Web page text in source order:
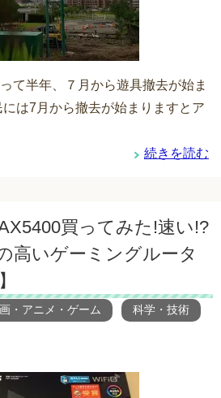
て半年、７月から遊具撤去が始ま
は7月から撤去が始まりますとア
続きを読む
買ってみた!速い!?
高いゲーミングルータ
・アニメ・ゲーム 科学・技術